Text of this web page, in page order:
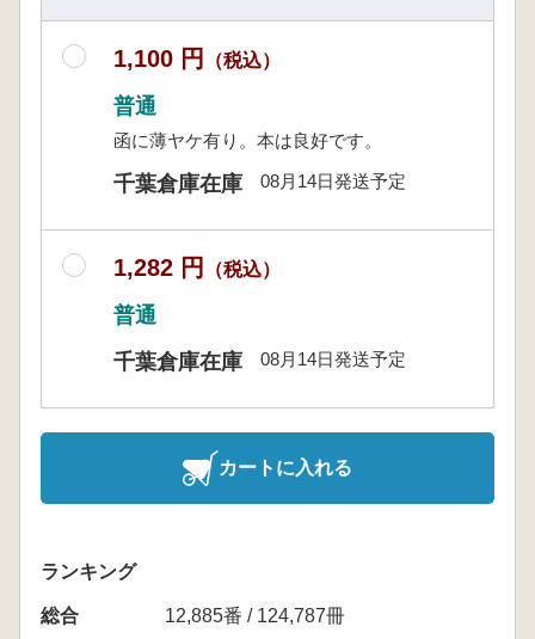
1,100 円 （税込）
普通
函に薄ヤケ有り。本は良好です。
千葉倉庫在庫 08月14日発送予定
1,282 円 （税込）
普通
千葉倉庫在庫
08月14日発送予定
カートに入れる
ランキング
総合 12,885番 / 124,787冊